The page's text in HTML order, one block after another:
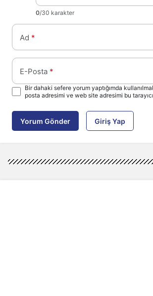
0/30 karakter
Ad *
E-Posta *
Bir dahaki sefere yorum yaptığımda
posta adresimi ve web site adresimi bu
Yorum Gönder Giriş Yap